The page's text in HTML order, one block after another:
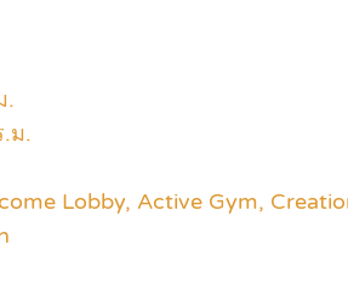
.
ม.
Lobby, Active Gym,